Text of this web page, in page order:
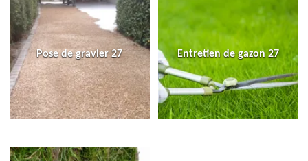
Pose de gravier 27 Entretien de gazon 27